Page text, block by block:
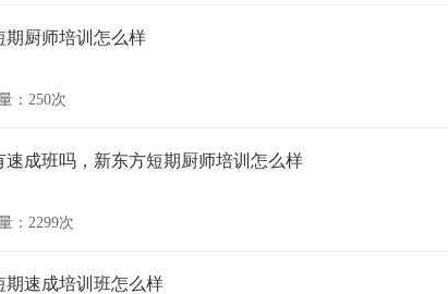
期厨师培训怎么样
：250次
速成班吗，新东方短期厨师培训怎么样
：2299次
期速成培训班怎么样